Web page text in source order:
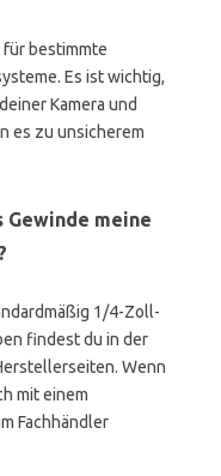
bestimmte
Es ist wichtig,
Kamera und
es zu unsicherem
Gewinde meine
1/4-Zoll-
findest du in der
Wenn
mit einem
Fachhändler